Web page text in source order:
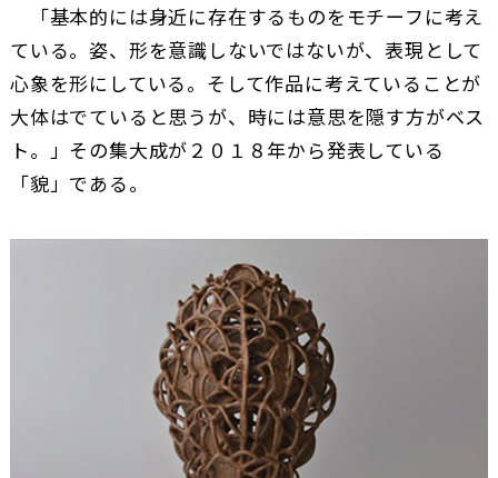
「基本的には身近に存在するものをモチーフに考え
ている。姿、形を意識しないではないが、表現として
心象を形にしている。そして作品に考えていることが
大体はでていると思うが、時には意思を隠す方がベス
ト。」その集大成が２０１８年から発表している
「貌」である。